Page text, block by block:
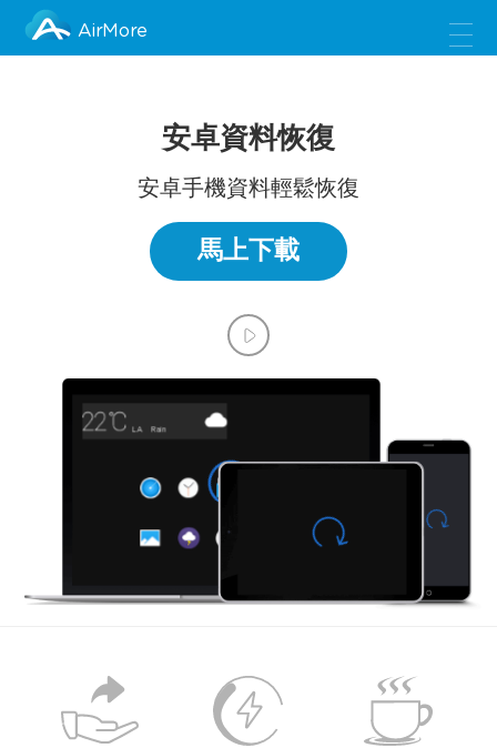
AirMore
安卓資料恢復
安卓手機資料輕鬆恢復
馬上下載
LA Rain